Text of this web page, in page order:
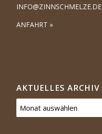
INFO@ZINNSCHMELZE.DE
ANFAHRT »
AKTUELLES ARCHIV